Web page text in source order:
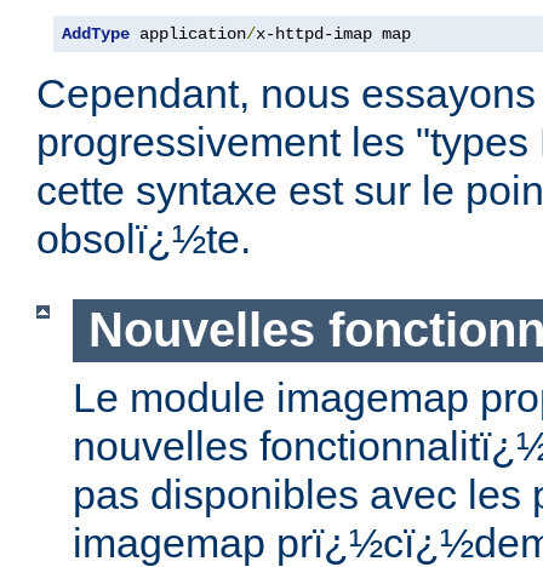
AddType application/x-httpd-imap map
Cependant, nous
progressivement les
cette syntaxe est sur le
obsolï¿½te.
Nouvelles
Le module imagemap
nouvelles
pas disponibles avec les
imagemap